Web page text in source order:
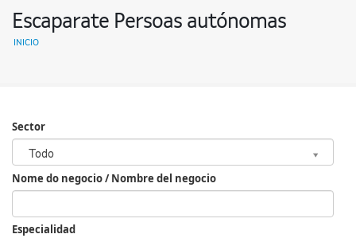
Escaparate Persoas autónomas
INICIO
Sector
Todo
Sector
Nome do negocio / Nombre del negocio
Especialidad